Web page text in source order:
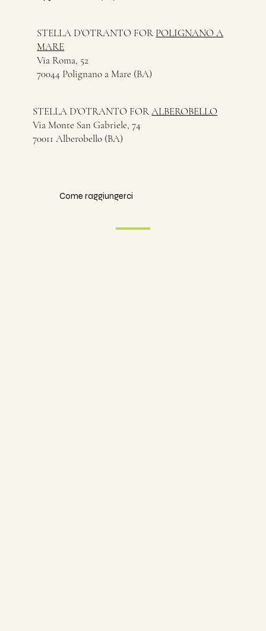
STELLA D'OTRANTO FORPOLIGNANO A
MARE
Via Roma, 52
70044 Polignano a Mare (BA)
STELLA D'OTRANTO FORALBEROBELLO
Via Monte San Gabriele, 74
70011 Alberobello (BA)
Come raggiungerci